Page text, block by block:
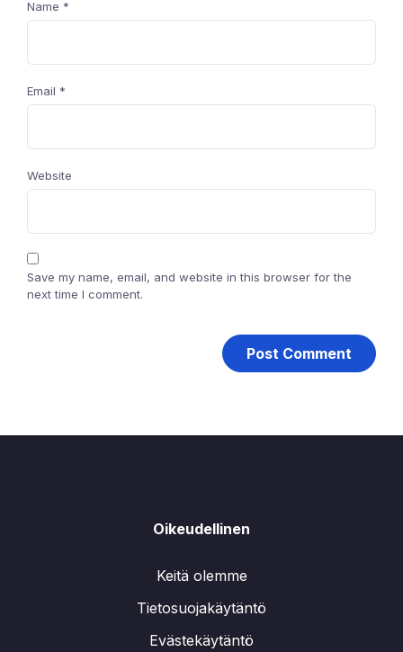
Name *
Email *
Website
Save my name, email, and website in this browser for the
next time I comment.
Oikeudellinen
Keitä olemme
Tietosuojakäytäntö
Evästekäytäntö